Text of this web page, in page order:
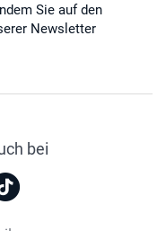
Sie auf den
Newsletter
bei